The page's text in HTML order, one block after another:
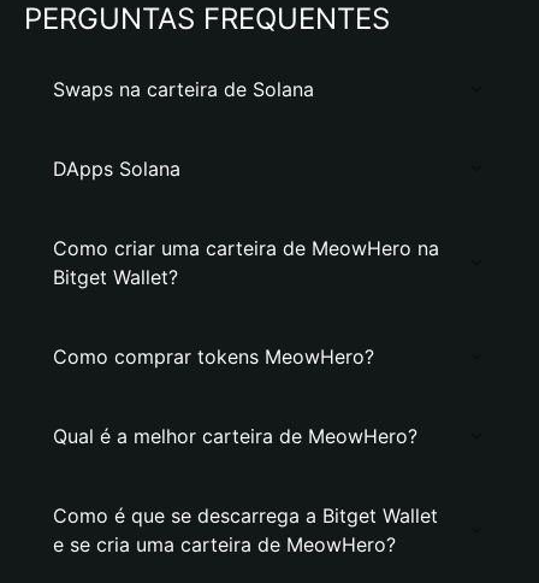
PERGUNTAS FREQUENTES
Swaps na carteira de Solana
DApps Solana
Como criar uma carteira de MeowHero na
Bitget Wallet?
Como comprar tokens MeowHero?
Qual é a melhor carteira de MeowHero?
Como é que se descarrega a Bitget Wallet
e se cria uma carteira de MeowHero?